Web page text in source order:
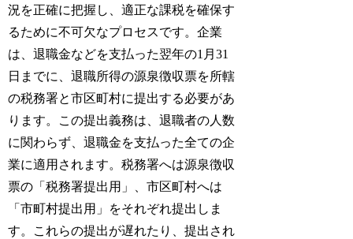
況を正確に把握し、適正な課税を確保す
るために不可欠なプロセスです。企業
は、退職金などを支払った翌年の1月31
日までに、退職所得の源泉徴収票を所轄
の税務署と市区町村に提出する必要があ
ります。この提出義務は、退職者の人数
に関わらず、退職金を支払った全ての企
業に適用されます。税務署へは源泉徴収
票の「税務署提出用」、市区町村へは
「市町村提出用」をそれぞれ提出しま
す。これらの提出が遅れたり、提出され